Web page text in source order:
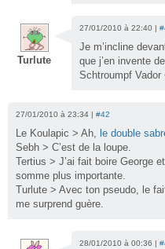
Turlute
27/01/2010 à 22:40 |
Je m’incline
que j’en invente
Schtroumpf Vador
27/01/2010 à 23:34 | #42
Le Koulapic > Ah, le double
Sebh > C’est de la loupe.
Tertius > J’ai fait boire George
somme plus importante.
Turlute > Avec ton pseudo, le
me surprend guère.
28/01/2010 à 00:36 |